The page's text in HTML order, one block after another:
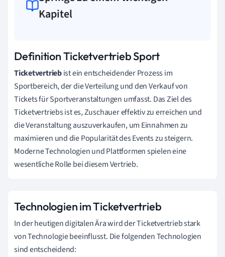
Kapitel
Definition Ticketvertrieb Sport
Ticketvertriebist ein entscheidender Prozess im
Sportbereich, der die Verteilung und den Verkauf von
Tickets für Sportveranstaltungen umfasst. Das Ziel des
Ticketvertriebs ist es, Zuschauer effektiv zu erreichen und
die Veranstaltung auszuverkaufen, um Einnahmen zu
maximieren und die Popularität des Events zu steigern.
Moderne Technologien und Plattformen spielen eine
wesentliche Rolle bei diesem Vertrieb.
Technologien im Ticketvertrieb
In der heutigen digitalen Ära wird der Ticketvertrieb stark
von Technologie beeinflusst. Die folgenden Technologien
sind entscheidend: